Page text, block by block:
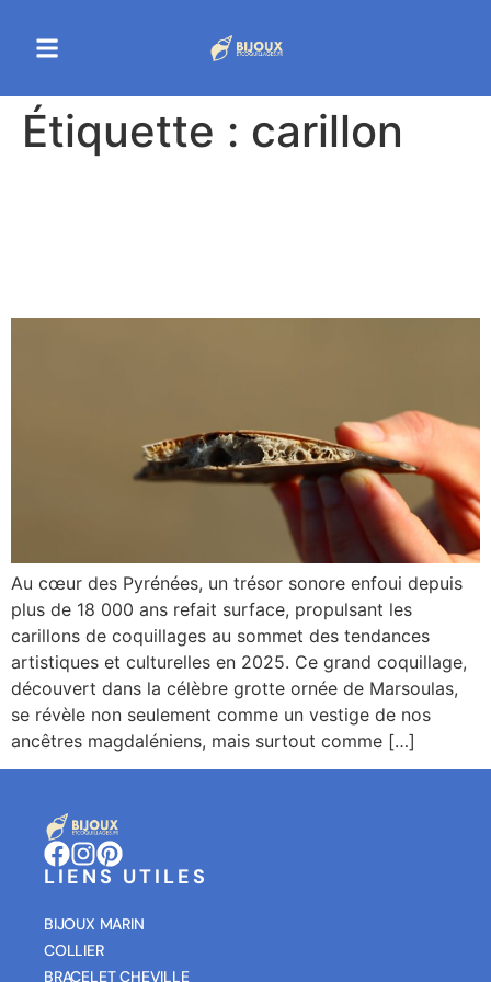
Étiquette : carillon
Au cœur des Pyrénées, un trésor sonore enfoui depuis
plus de 18 000 ans refait surface, propulsant les
carillons de coquillages au sommet des tendances
artistiques et culturelles en 2025. Ce grand coquillage,
découvert dans la célèbre grotte ornée de Marsoulas,
se révèle non seulement comme un vestige de nos
ancêtres magdaléniens, mais surtout comme […]
LIENS UTILES
BIJOUX MARIN
COLLIER
BRACELET CHEVILLE